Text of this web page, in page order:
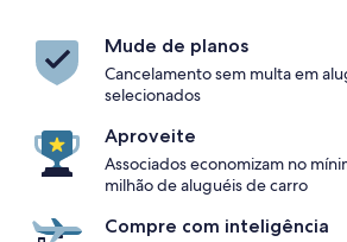
Mude de planos
Cancelamento sem multa em
selecionados
Aproveite
Associados economizam no
milhão de aluguéis de carro
Compre com inteligência